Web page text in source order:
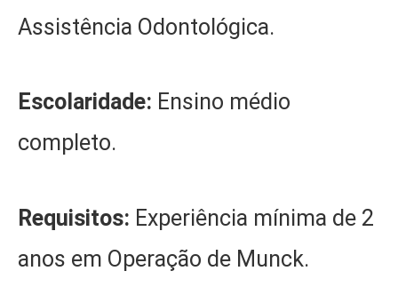
Assistência Odontológica.
Escolaridade: Ensino médio
completo.
Requisitos: Experiência mínima de 2
anos em Operação de Munck.